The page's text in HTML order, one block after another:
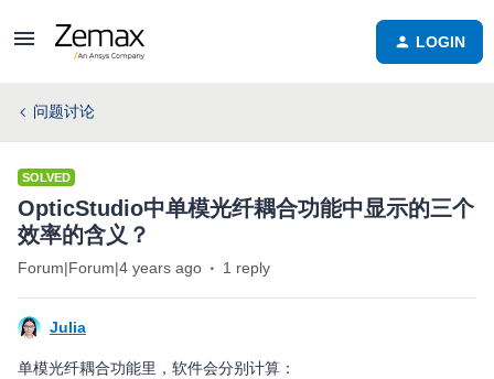
LOGIN
问题讨论
SOLVED
OpticStudio中单模光纤耦合功能中显示的三个
效率的含义？
Forum|Forum|4 years ago 1 reply
Julia
单模光纤耦合功能里，软件会分别计算：